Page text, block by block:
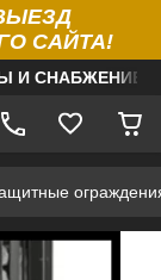
САЙТА!
И